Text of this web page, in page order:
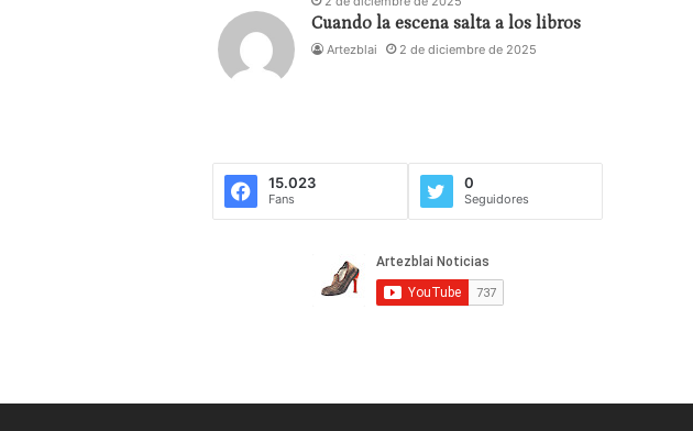
Cuando la escena salta a los libros
Artezblai 2 de diciembre de 2025
15.023
Fans
0
Seguidores